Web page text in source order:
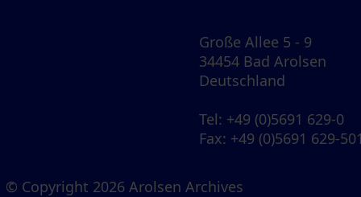
Große Allee 5 - 9
34454 Bad Arolsen
Deutschland
Tel: +49 (0)5691 629-0
Fax: +49 (0)5691 629-
© Copyright 2026 Arolsen Archives